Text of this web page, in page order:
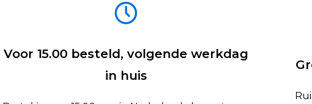
Voor 15.00 besteld, volgende werkdag
in huis